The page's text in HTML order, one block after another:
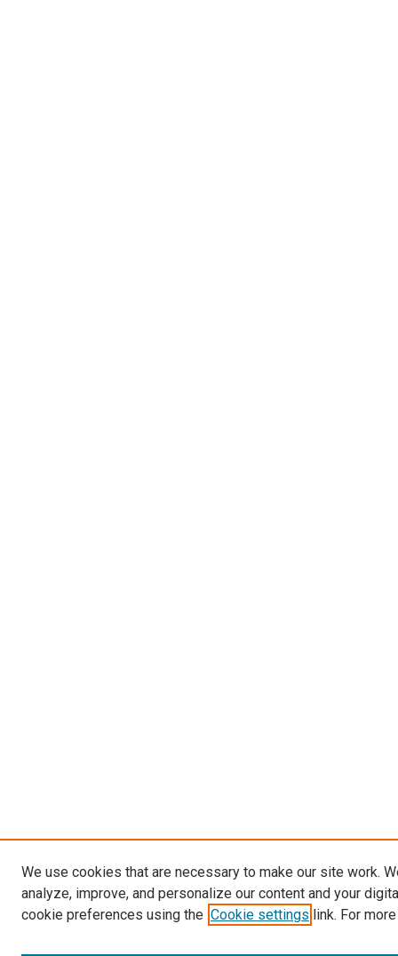
We use cookies that are necessary to make our site work.
analyze, improve, and personalize our content and your
cookie preferences using the Cookie settings link. For